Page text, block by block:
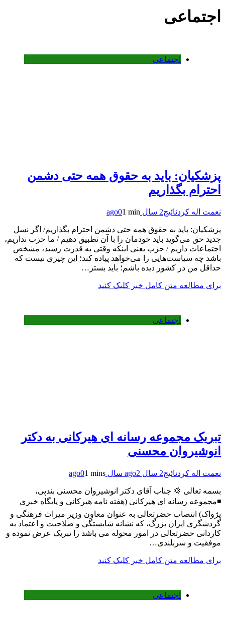
اجتماعی
اجتماعی
پزشکیان: باید به حقوق همه حتی دشمن
احترام بگذاریم
نعمت اله کردنائیج2 سال ago 01 min
پزشکیان: باید به حقوق همه حتی دشمن احترام بگذاریم/ اگر نسل
جدید حق می‌گوید باید خودمان را با آن تطبیق دهیم / ما حزب نداریم،
اجتماعات داریم / حزب یعنی اینکه وقتی به قدرت رسید، مشخص
باشد چه سیاست‌هایی را می‌خواهد پیاده کند؛ این چیزی نیست که
حداقل من در کشور دیده باشم؛ باید بستر…
برای مطالعه متن کامل خبر کلیک کنید
اجتماعی
تبریک مجموعه رسانه ای هیرکانی به دکتر
انوشیروان محسنی
نعمت اله کردنائیج2 سال ago 2 سال ago 01 mins
بسمه تعالی 💢 جناب آقای دکتر انوشیروان محسنی بندپی،
◾️مجموعه رسانه ای هیرکانی (هفته نامه هیرکانی و پایگاه خبری
پژواک) انتصاب حضرتعالی به عنوان معاون وزیر میراث فرهنگی و
گردشگری ایران بزرگ، که نشانه شایستگی و صلاحیت و اعتماد به
کاردانی حضرتعالی در امور محوله می باشد را تبریک عرض نموده و
موفقیت و سربلندی…
برای مطالعه متن کامل خبر کلیک کنید
اجتماعی